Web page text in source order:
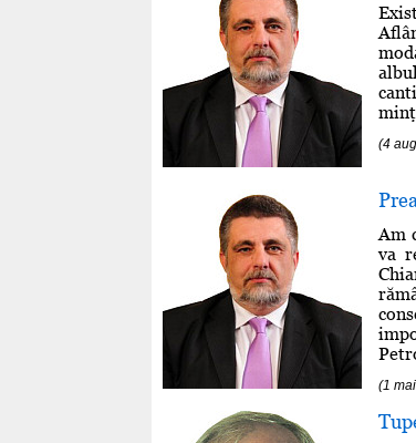
(4
Am
va
(1